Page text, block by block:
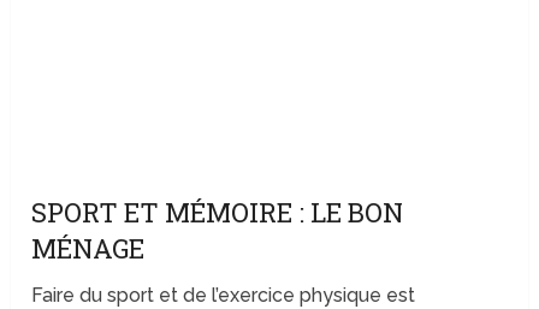
SPORT ET MÉMOIRE : LE BON
MÉNAGE
Faire du sport et de l’exercice physique est